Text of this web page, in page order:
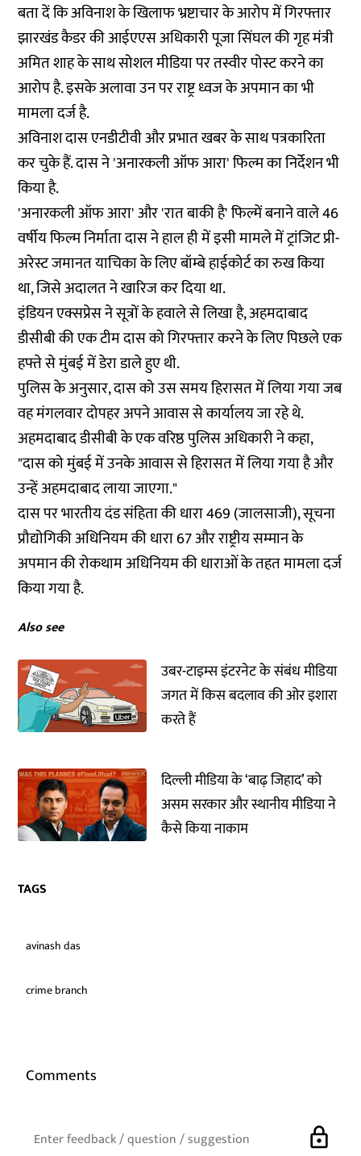
बता दें कि अविनाश के खिलाफ भ्रष्टाचार के आरोप में गिरफ्तार
झारखंड कैडर की आईएएस अधिकारी पूजा सिंघल की गृह मंत्री
अमित शाह के साथ सोशल मीडिया पर तस्वीर पोस्ट करने का
आरोप है. इसके अलावा उन पर राष्ट्र ध्वज के अपमान का भी
मामला दर्ज है.
अविनाश दास एनडीटीवी और प्रभात खबर के साथ पत्रकारिता
कर चुके हैं. दास ने 'अनारकली ऑफ आरा' फिल्म का निर्देशन भी
किया है.
'अनारकली ऑफ आरा' और 'रात बाकी है' फिल्में बनाने वाले 46
वर्षीय फिल्म निर्माता दास ने हाल ही में इसी मामले में ट्रांजिट प्री-
अरेस्ट जमानत याचिका के लिए बॉम्बे हाईकोर्ट का रुख किया
था, जिसे अदालत ने खारिज कर दिया था.
इंडियन एक्सप्रेस ने सूत्रों के हवाले से लिखा है, अहमदाबाद
डीसीबी की एक टीम दास को गिरफ्तार करने के लिए पिछले एक
हफ्ते से मुंबई में डेरा डाले हुए थी.
पुलिस के अनुसार, दास को उस समय हिरासत में लिया गया जब
वह मंगलवार दोपहर अपने आवास से कार्यालय जा रहे थे.
अहमदाबाद डीसीबी के एक वरिष्ठ पुलिस अधिकारी ने कहा,
"दास को मुंबई में उनके आवास से हिरासत में लिया गया है और
उन्हें अहमदाबाद लाया जाएगा."
दास पर भारतीय दंड संहिता की धारा 469 (जालसाजी), सूचना
प्रौद्योगिकी अधिनियम की धारा 67 और राष्ट्रीय सम्मान के
अपमान की रोकथाम अधिनियम की धाराओं के तहत मामला दर्ज
किया गया है.
Also see
उबर-टाइम्स इंटरनेट के संबंध मीडिया
जगत में किस बदलाव की ओर इशारा
करते हैं
दिल्ली मीडिया के ‘बाढ़ जिहाद’ को
असम सरकार और स्थानीय मीडिया ने
कैसे किया नाकाम
TAGS
avinash das
crime branch
Comments
lock